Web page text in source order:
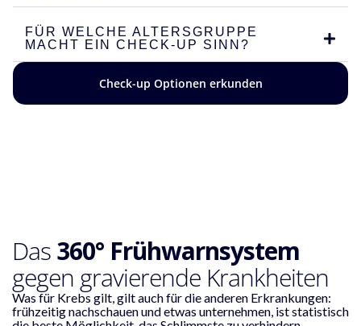
FÜR WELCHE ALTERSGRUPPE
MACHT EIN CHECK-UP SINN?
Check-up Optionen erkunden
Das360° Frühwarnsystem
gegen gravierende Krankheiten
Was für Krebs gilt, gilt auch für die anderen Erkrankungen:
frühzeitig nachschauen und etwas unternehmen, ist statistisch